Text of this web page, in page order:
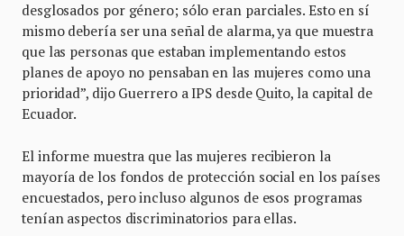
desglosados por género; sólo eran parciales. Esto en sí
mismo debería ser una señal de alarma, ya que muestra
que las personas que estaban implementando estos
planes de apoyo no pensaban en las mujeres como una
prioridad”, dijo Guerrero a IPS desde Quito, la capital de
Ecuador.
El informe muestra que las mujeres recibieron la
mayoría de los fondos de protección social en los países
encuestados, pero incluso algunos de esos programas
tenían aspectos discriminatorios para ellas.